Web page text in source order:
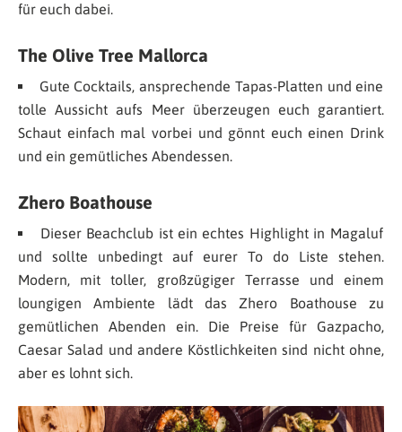
für euch dabei.
The Olive Tree Mallorca
Gute Cocktails, ansprechende Tapas-Platten und eine
tolle Aussicht aufs Meer überzeugen euch garantiert.
Schaut einfach mal vorbei und gönnt euch einen Drink
und ein gemütliches Abendessen.
Zhero Boathouse
Dieser Beachclub ist ein echtes Highlight in Magaluf
und sollte unbedingt auf eurer To do Liste stehen.
Modern, mit toller, großzügiger Terrasse und einem
loungigen Ambiente lädt das Zhero Boathouse zu
gemütlichen Abenden ein. Die Preise für Gazpacho,
Caesar Salad und andere Köstlichkeiten sind nicht ohne,
aber es lohnt sich.